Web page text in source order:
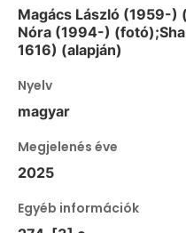
Magács László (1959-
Nóra (1994-)
1616) (alapján)
Nyelv
magyar
Megjelenés éve
2025
Egyéb információk